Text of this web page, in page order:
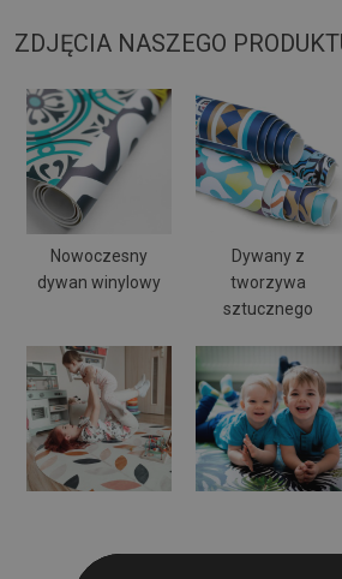
ZDJĘCIA NASZEGO
Nowoczesny
dywan winylowy
Dywany z
tworzywa
sztucznego